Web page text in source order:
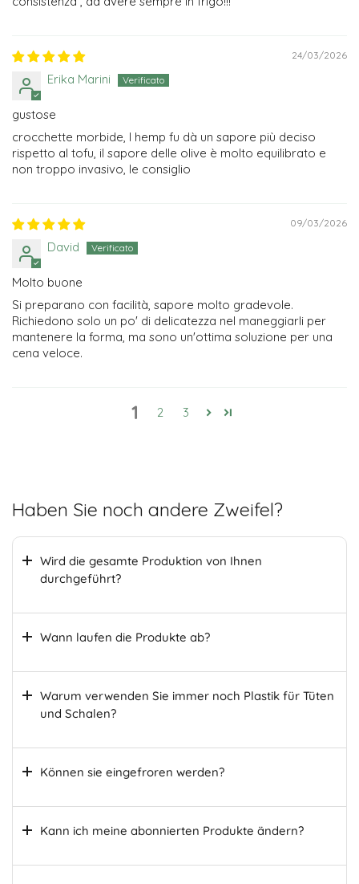
24/03/2026
Erika Marini
gustose
crocchette morbide, l hemp fu dà un sapore più deciso
rispetto al tofu, il sapore delle olive è molto equilibrato e
non troppo invasivo, le consiglio
09/03/2026
David
Molto buone
Si preparano con facilità, sapore molto gradevole.
Richiedono solo un po' di delicatezza nel maneggiarli per
mantenere la forma, ma sono un'ottima soluzione per una
cena veloce.
1 2 3
Haben Sie noch andere Zweifel?
Wird die gesamte Produktion von Ihnen
durchgeführt?
Wann laufen die Produkte ab?
Warum verwenden Sie immer noch Plastik für Tüten
und Schalen?
Können sie eingefroren werden?
Kann ich meine abonnierten Produkte ändern?